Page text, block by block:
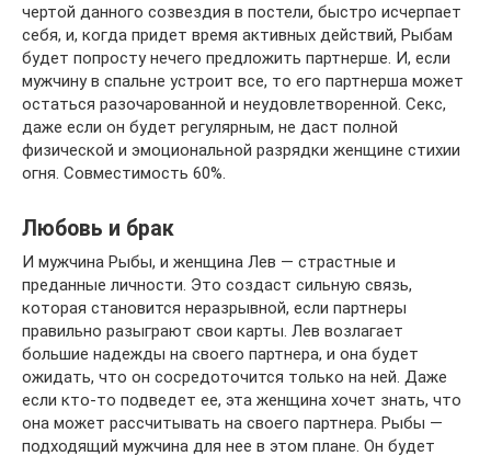
чертой данного созвездия в постели, быстро исчерпает
себя, и, когда придет время активных действий, Рыбам
будет попросту нечего предложить партнерше. И, если
мужчину в спальне устроит все, то его партнерша может
остаться разочарованной и неудовлетворенной. Секс,
даже если он будет регулярным, не даст полной
физической и эмоциональной разрядки женщине стихии
огня. Совместимость 60%.
Любовь и брак
И мужчина Рыбы, и женщина Лев — страстные и
преданные личности. Это создаст сильную связь,
которая становится неразрывной, если партнеры
правильно разыграют свои карты. Лев возлагает
большие надежды на своего партнера, и она будет
ожидать, что он сосредоточится только на ней. Даже
если кто-то подведет ее, эта женщина хочет знать, что
она может рассчитывать на своего партнера. Рыбы —
подходящий мужчина для нее в этом плане. Он будет